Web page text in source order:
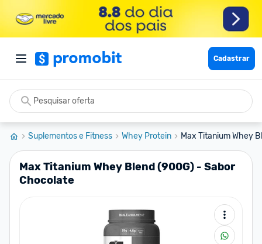
Cadastrar
Suplementos e Fitness Whey Protein Max Titanium Whey
Max Titanium Whey Blend (900G) - Sabor
Chocolate